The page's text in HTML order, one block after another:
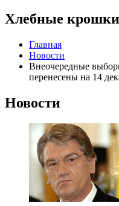
Хлебные крошки
Главная
Новости
Внеочередные
перенесены на 14
Новости